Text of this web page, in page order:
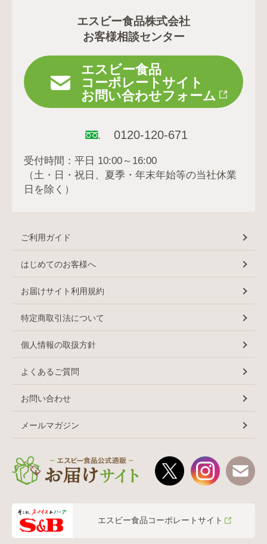
エスビー食品株式会社
お客様相談センター
エスビー食品
コーポレートサイト
お問い合わせフォーム
0120-120-671
受付時間：平日 10:00～16:00
（土・日・祝日、夏季・年末年始等の当社休業
日を除く）
ご利用ガイド
はじめてのお客様へ
お届けサイト利用規約
特定商取引法について
個人情報の取扱方針
よくあるご質問
お問い合わせ
メールマガジン
エスビー食品コーポレートサイト